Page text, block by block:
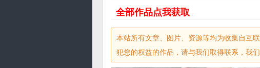
全部作品点我获取
本站所有文章、图片、资源等均为收集自互
犯您的权益的作品，请与我们取得联系，我